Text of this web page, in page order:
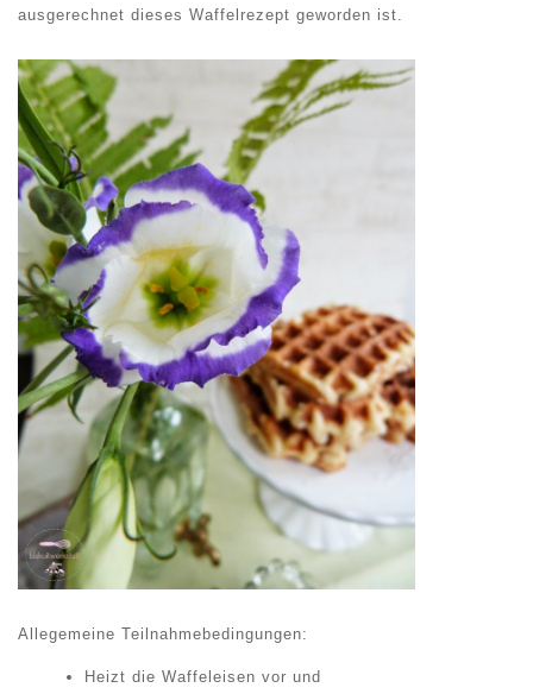
ausgerechnet dieses Waffelrezept geworden ist.
Allegemeine Teilnahmebedingungen:
Heizt die Waffeleisen vor und